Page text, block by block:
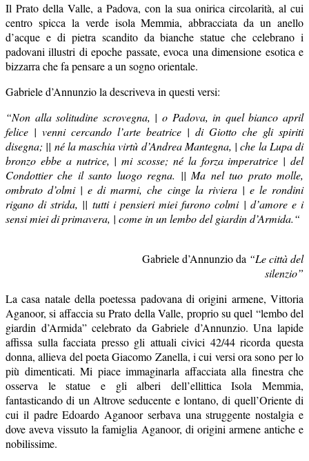
Il Prato della Valle, a Padova, con la sua onirica circolarità, al cui
centro spicca la verde isola Memmia, abbracciata da un anello
d’acque e di pietra scandito da bianche statue che celebrano i
padovani illustri di epoche passate, evoca una dimensione esotica e
bizzarra che fa pensare a un sogno orientale.
Gabriele d’Annunzio la descriveva in questi versi:
“Non alla solitudine scrovegna, | o Padova, in quel bianco april
felice | venni cercando l’arte beatrice | di Giotto che gli spiriti
disegna; || né la maschia virtù d’Andrea Mantegna, | che la Lupa di
bronzo ebbe a nutrice, | mi scosse; né la forza imperatrice | del
Condottier che il santo luogo regna. || Ma nel tuo prato molle,
ombrato d’olmi | e di marmi, che cinge la riviera | e le rondini
rigano di strida, || tutti i pensieri miei furono colmi | d’amore e i
sensi miei di primavera, | come in un lembo del giardin d’Armida.“
Gabriele d’Annunzio da “Le città del
silenzio”
La casa natale della poetessa padovana di origini armene, Vittoria
Aganoor, si affaccia su Prato della Valle, proprio su quel “lembo del
giardin d’Armida” celebrato da Gabriele d’Annunzio. Una lapide
affissa sulla facciata presso gli attuali civici 42/44 ricorda questa
donna, allieva del poeta Giacomo Zanella, i cui versi ora sono per lo
più dimenticati. Mi piace immaginarla affacciata alla finestra che
osserva le statue e gli alberi dell’ellittica Isola Memmia,
fantasticando di un Altrove seducente e lontano, di quell’Oriente di
cui il padre Edoardo Aganoor serbava una struggente nostalgia e
dove aveva vissuto la famiglia Aganoor, di origini armene antiche e
nobilissime.